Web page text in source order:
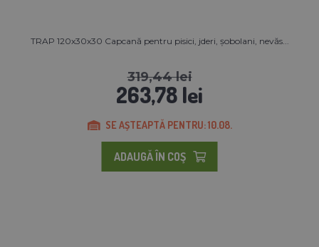
TRAP 120x30x30 Capcană pentru pisici, jderi, șobolani, nevăs...
319,44 lei
263,78 lei
SE AȘTEAPTĂ PENTRU: 10.08.
ADAUGĂ ÎN COŞ